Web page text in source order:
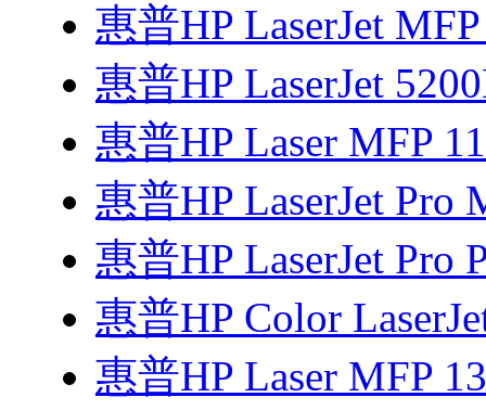
惠普HP LaserJet
惠普HP LaserJet
惠普HP Laser MFP
惠普HP LaserJet Pro
惠普HP LaserJet Pro
惠普HP Color
惠普HP Laser MFP